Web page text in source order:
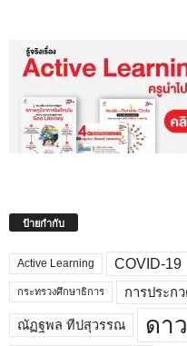
ป้ายกำกับ
Active Learning COVID-19
กระทรวงศึกษาธิการ การประก
ณัฏฐพล ทีปสุวรรณ ดา